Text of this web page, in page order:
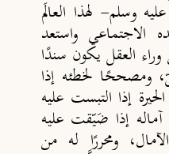
وسلم- لهذا العالَم
الاجتماعي واستعد
العقل يكون سندًا
ومصححًا لخطئه إذا
إذا التبست عليه
إذا ضَيّقت عليه
ومحررًا له من